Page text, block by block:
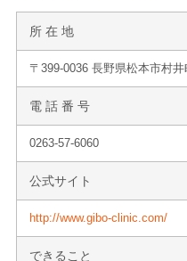
所 在 地
〒399-0036 長野県松本市村
電 話 番 号
0263-57-6060
公式サイト
http://www.gibo-clinic.com/
できること